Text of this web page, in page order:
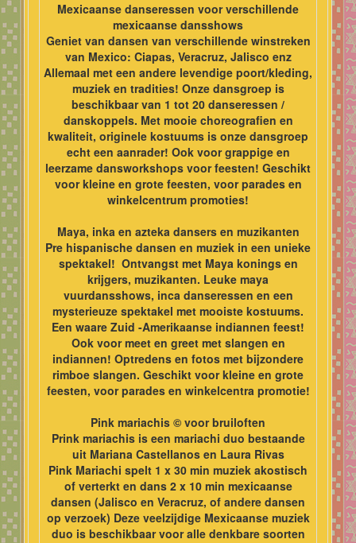
Mexicaanse danseressen voor verschillende
mexicaanse dansshows
Geniet van dansen van verschillende winstreken
van Mexico: Ciapas, Veracruz, Jalisco enz
Allemaal met een andere levendige poort/kleding,
muziek en tradities! Onze dansgroep is
beschikbaar van 1 tot 20 danseressen /
danskoppels. Met mooie choreografien en
kwaliteit, originele kostuums is onze dansgroep
echt een aanrader! Ook voor grappige en
leerzame dansworkshops voor feesten! Geschikt
voor kleine en grote feesten, voor parades en
winkelcentrum promoties!
Maya, inka en azteka dansers en muzikanten
Pre hispanische dansen en muziek in een unieke
spektakel! Ontvangst met Maya konings en
krijgers, muzikanten. Leuke maya
vuurdansshows, inca danseressen en een
mysterieuze spektakel met mooiste kostuums.
Een waare Zuid -Amerikaanse indiannen feest!
Ook voor meet en greet met slangen en
indiannen! Optredens en fotos met bijzondere
rimboe slangen. Geschikt voor kleine en grote
feesten, voor parades en winkelcentra promotie!
Pink mariachis © voor bruiloften
Prink mariachis is een mariachi duo bestaande
uit Mariana Castellanos en Laura Rivas
Pink Mariachi spelt 1 x 30 min muziek akostisch
of verterkt en dans 2 x 10 min mexicaanse
dansen (Jalisco en Veracruz, of andere dansen
op verzoek) Deze veelzijdige Mexicaanse muziek
duo is beschikbaar voor alle denkbare soorten